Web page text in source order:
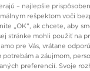
– najlepšie
rešpektom voči
„OK”, ak chcete, aby
stránke mohli použiť na
pre Vás, vrátane
potrebám a záujmom,
preferencií. Svoje